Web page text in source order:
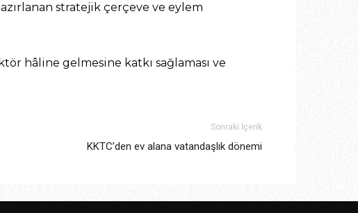
stratejik çerçeve ve eylem
hâline gelmesine katkı sağlaması ve
Sonraki İçerik
KKTC’den ev alana vatandaşlık dönemi